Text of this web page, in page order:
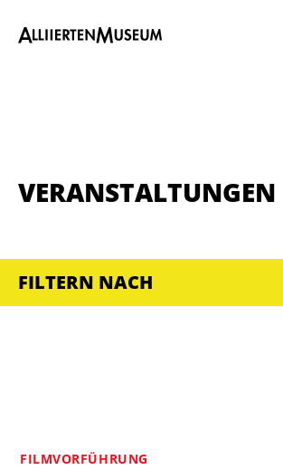
VERANSTALTUNGEN
FILTERN NACH
FILMVORFÜHRUNG